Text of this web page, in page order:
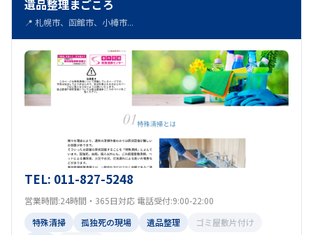
遺品整理まごころ
📍 札幌市、函館市、小樽市...
TEL: 011-827-5248
営業時間:24時間・365日対応 電話受付:9:00-22:00
特殊清掃
孤独死の現場 遺品整理
ゴミ屋敷片付け